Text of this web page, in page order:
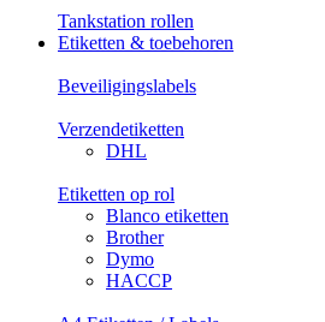
Tankstation rollen
Etiketten & toebehoren
Beveiligingslabels
Verzendetiketten
DHL
Etiketten op rol
Blanco etiketten
Brother
Dymo
HACCP